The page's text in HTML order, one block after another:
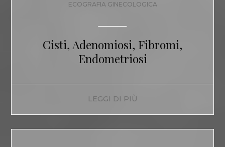
ECOGRAFIA GINECOLOGICA
Cisti, Adenomiosi, Fibromi,
Endometriosi
LEGGI DI PIÙ